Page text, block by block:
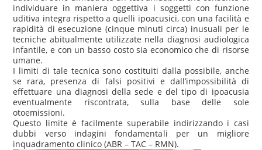
individuare in maniera oggettiva i soggetti con funzione
uditiva integra rispetto a quelli ipoacusici, con una facilità e
rapidità di esecuzione (cinque minuti circa) inusuali per le
tecniche abitualmente utilizzate nella diagnosi audiologica
infantile, e con un basso costo sia economico che di risorse
umane.
I limiti di tale tecnica sono costituiti dalla possibile, anche
se rara, presenza di falsi positivi e dall’impossibilità di
effettuare una diagnosi della sede e del tipo di ipoacusia
eventualmente riscontrata, sulla base delle sole
otoemissioni.
Questo limite è facilmente superabile indirizzando i casi
dubbi verso indagini fondamentali per un migliore
inquadramento clinico (ABR – TAC – RMN).